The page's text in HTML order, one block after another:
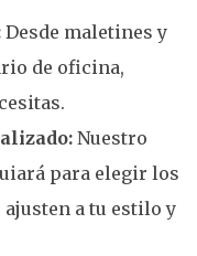
Desde maletines y
de oficina,
Nuestro
para elegir los
a tu estilo y